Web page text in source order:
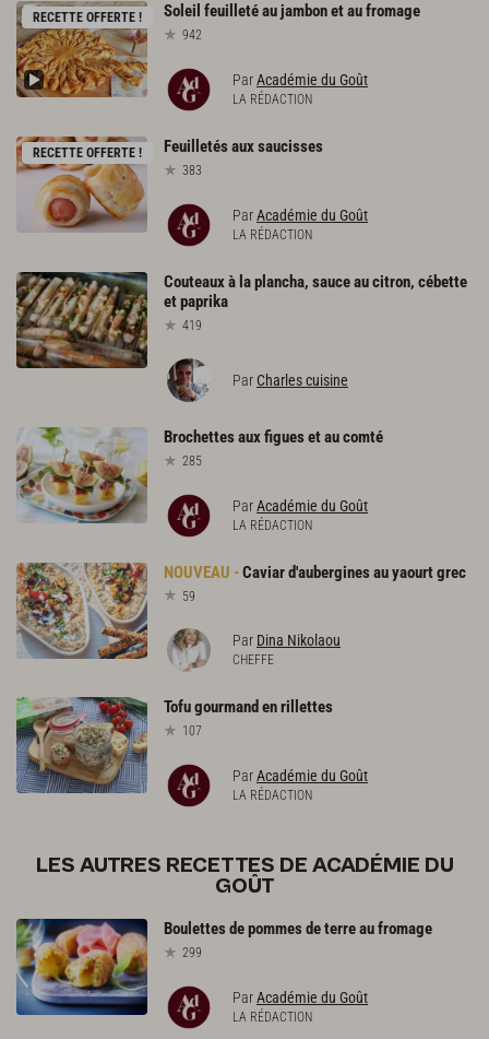
RECETTE OFFERTE ! Soleil feuilletéaujambonetaufromage
942
ParAcadémie du Goût
LA RÉDACTION
RECETTE OFFERTE ! Feuilletésauxsaucisses
383
ParAcadémie du Goût
LA RÉDACTION
Couteauxà laplancha, sauceaucitron, cébette
etpaprika
419
Par Charles cuisine
Brochettesauxfiguesetaucomté
285
ParAcadémie du Goût
LA RÉDACTION
Caviard'auberginesauyaourtgrec
59
Par Dina Nikolaou
CHEFFE
Tofugourmand enrillettes
107
ParAcadémie du Goût
LA RÉDACTION
LES AUTRES RECETTES DE ACADÉMIE DU
GOÛT
Boulettesdepommesdeterreaufromage
299
ParAcadémie du Goût
LA RÉDACTION